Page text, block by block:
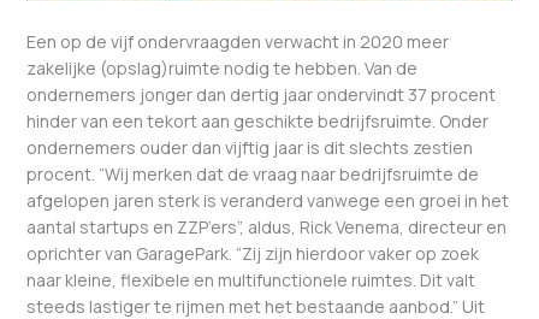
Een op de vijf ondervraagden verwacht in 2020 meer
zakelijke (opslag)ruimte nodig te hebben. Van de
ondernemers jonger dan dertig jaar ondervindt 37 procent
hinder van een tekort aan geschikte bedrijfsruimte. Onder
ondernemers ouder dan vijftig jaar is dit slechts zestien
procent. “Wij merken dat de vraag naar bedrijfsruimte de
afgelopen jaren sterk is veranderd vanwege een groei in het
aantal startups en ZZP’ers”, aldus, Rick Venema, directeur en
oprichter van GaragePark. “Zij zijn hierdoor vaker op zoek
naar kleine, flexibele en multifunctionele ruimtes. Dit valt
steeds lastiger te rijmen met het bestaande aanbod.” Uit